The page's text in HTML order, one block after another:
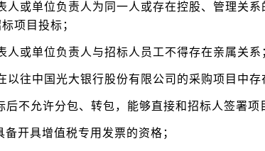
人或单位负责人为同一人或存在控股、管理关
项目投标；
人或单位负责人与招标人员工不得存在亲属关系
以往中国光大银行股份有限公司的采购项目中存
后不允许分包、转包，能够直接和招标人签署项
备开具增值税专用发票的资格；